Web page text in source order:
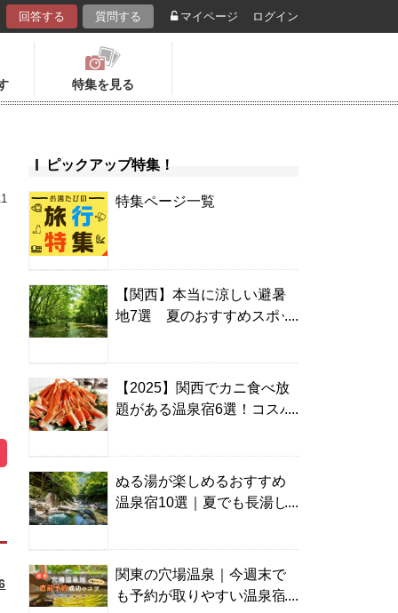
回答する 質問する マイページ ログイン
特集を見る
ピックアップ特集！
特集ページ一覧
【関西】本当に涼しい避暑
地7選 夏のおすすめスポッ
【2025】関西でカニ食べ放
題がある温泉宿6選！コスパ
ぬる湯が楽しめるおすすめ
温泉宿10選｜夏でも長湯し
関東の穴場温泉｜今週末で
も予約が取りやすい温泉宿